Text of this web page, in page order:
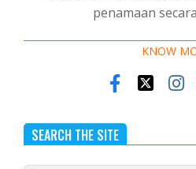
penamaan
KNOW
SEARCH THE SITE